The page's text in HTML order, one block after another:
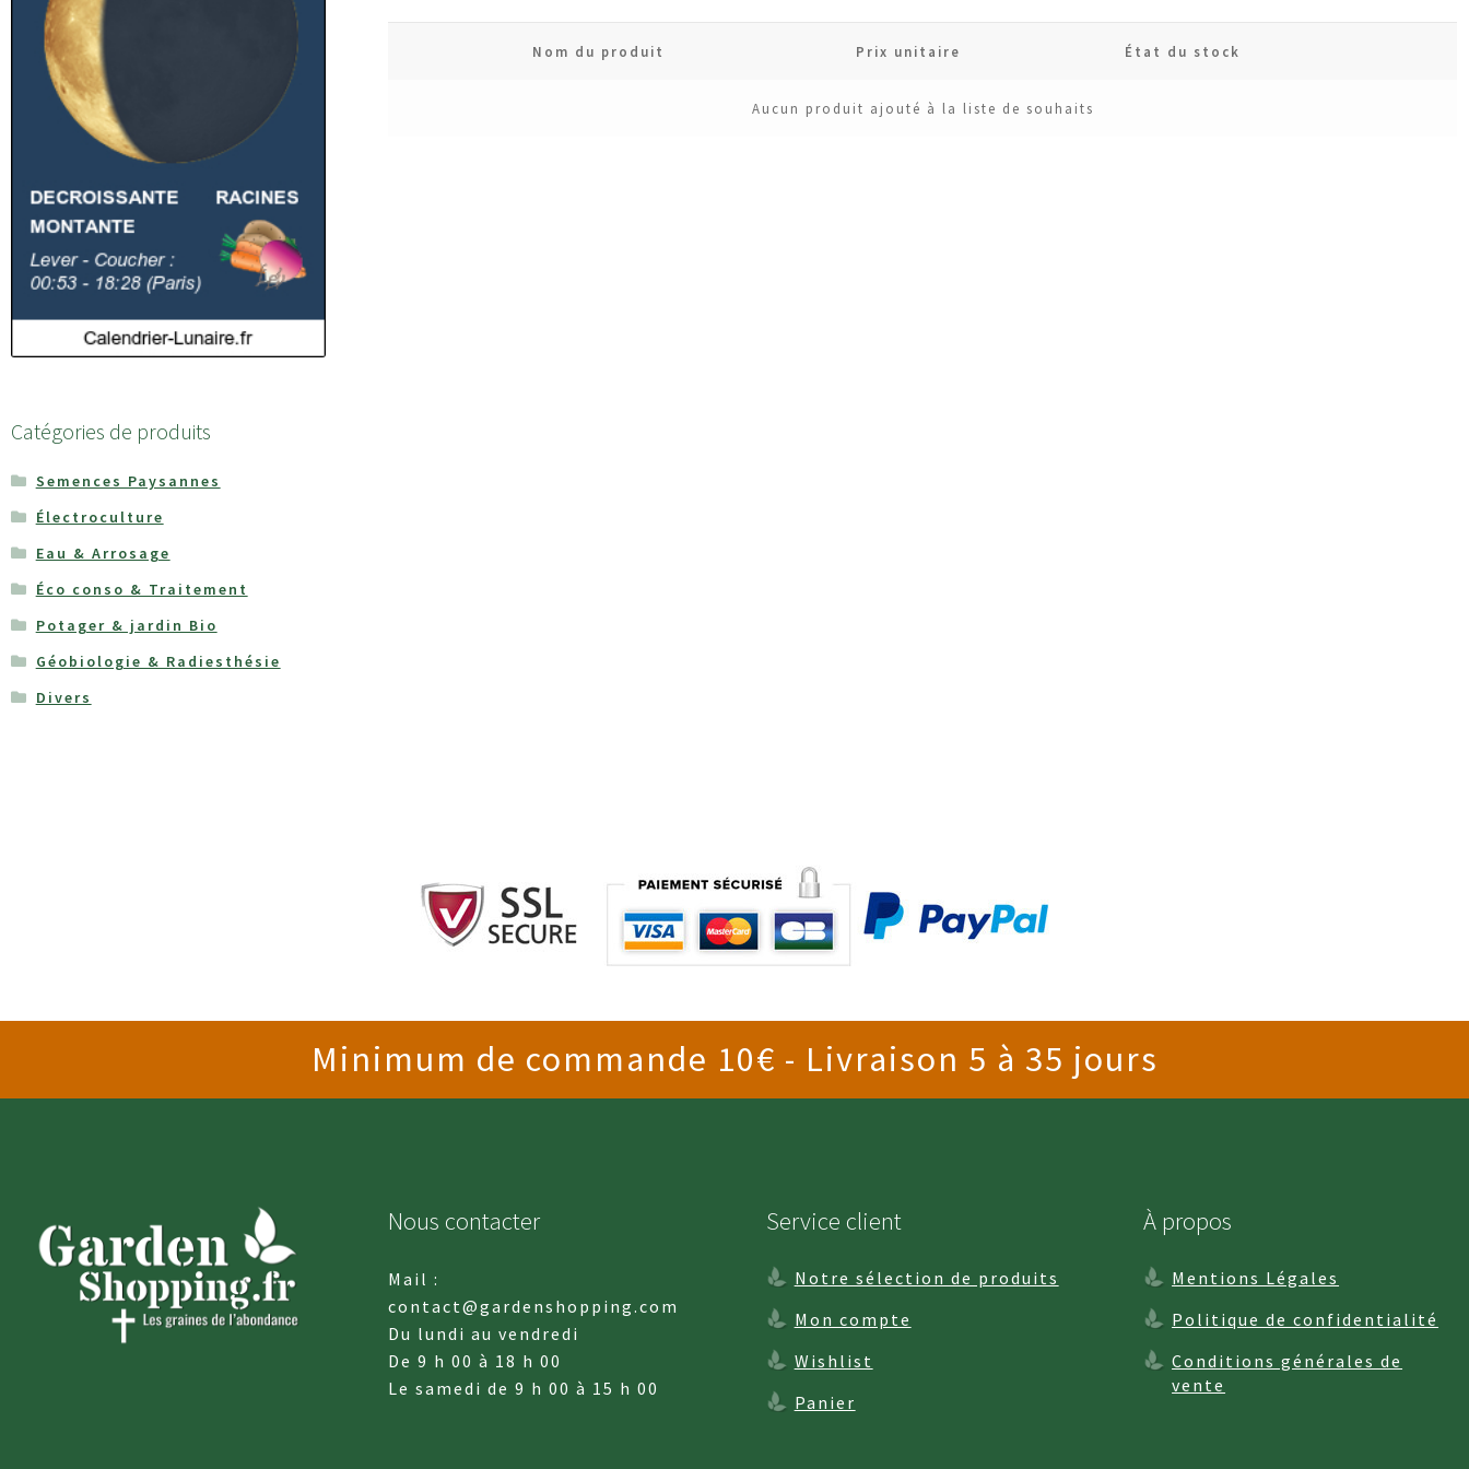
Nom du produit Prix unitaire État du stock
Aucun produit ajouté à la liste de souhaits
Catégories de produits
Semences Paysannes
Électroculture
Eau & Arrosage
Éco conso & Traitement
Potager & jardin Bio
Géobiologie & Radiesthésie
Divers
Minimum de commande 10€ - Livraison 5 à 35 jours
Nous contacter
Mail :
contact@gardenshopping.com
Du lundi au vendredi
De 9 h 00 à 18 h 00
Le samedi de 9 h 00 à 15 h 00
Service client
Notre sélection de produits
Mon compte
Wishlist
Panier
À propos
Mentions Légales
Politique de confidentialité
Conditions générales de
vente